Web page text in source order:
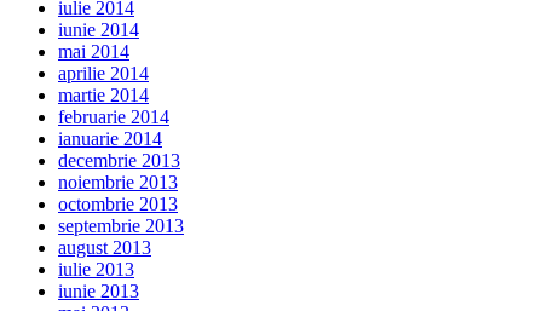
iulie 2014
iunie 2014
mai 2014
aprilie 2014
martie 2014
februarie 2014
ianuarie 2014
decembrie 2013
noiembrie 2013
octombrie 2013
septembrie 2013
august 2013
iulie 2013
iunie 2013